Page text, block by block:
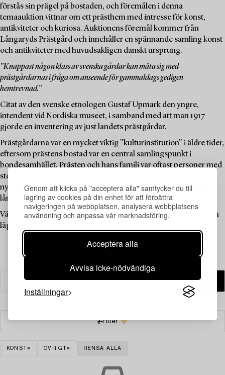
Genom att klicka på "acceptera alla" samtycker du till
lagring av cookies på din enhet för att förbättra
navigeringen på webbplatsen, analysera webbplatsens
användning och anpassa vår marknadsföring.
Acceptera alla
Avvisa icke-nödvändiga
Inställningar
förstås sin prägel på bostaden, och föremålen i denna
temaauktion vittnar om ett prästhem med intresse för konst,
antikviteter och kuriosa. Auktionens föremål kommer från
Långaryds Prästgård och innehåller en spännande samling konst
och antikviteter med huvudsakligen danskt ursprung.
”Knappast någon klass av svenska gårdar kan mäta sig med
prästgårdarnas i fråga om anseende för gammaldags gedigen
hemtrevnad.”
Citat av den svenske etnologen Gustaf Upmark den yngre,
intendent vid Nordiska museet, i samband med att man 1917
gjorde en inventering av just landets prästgårdar.
Prästgårdarna var en mycket viktig "kulturinstitution" i äldre tider,
eftersom prästens bostad var en central samlingspunkt i
bondesamhället. Prästen och hans familj var oftast personer med
stor läskunnighet som kunde förmedla bildning, kunskap och
nyheter, och prästgården fungerade därför som ett "kulturhus"
långt innan sådana fanns tillgängliga för allmänheten.
Välkommen att utforska de unika föremålen i denna auktion och
lägg ett bud på dina favoriter.
Filter
KONST ÖVRIGT RENSA ALLA